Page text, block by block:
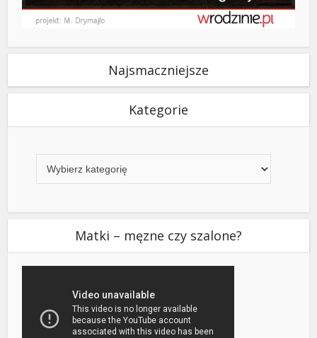
Najsmaczniejsze
Kategorie
Matki – męzne czy szalone?